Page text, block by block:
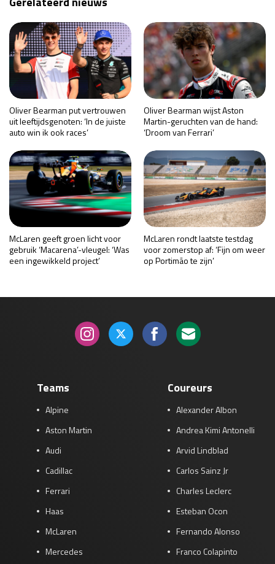
Oliver Bearman put vertrouwen
uit leeftijdsgenoten: ‘In de juiste
auto win ik ook races’
Oliver Bearman wijst Aston
Martin-geruchten van de hand:
‘Droom van Ferrari’
McLaren geeft groen licht voor
gebruik ‘Macarena’-vleugel: ‘Was
een ingewikkeld project’
McLaren rondt laatste testdag
voor zomerstop af: ‘Fijn om weer
op Portimão te zijn’
Teams
Alpine
Aston Martin
Audi
Cadillac
Ferrari
Haas
McLaren
Mercedes
Coureurs
Alexander Albon
Andrea Kimi Antonelli
Arvid Lindblad
Carlos Sainz Jr
Charles Leclerc
Esteban Ocon
Fernando Alonso
Franco Colapinto